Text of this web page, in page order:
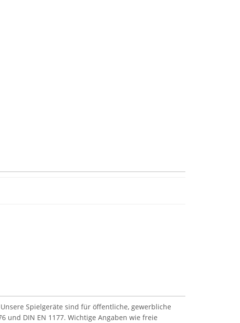
Spielgeräte sind für öffentliche, gewerbliche
DIN EN 1177. Wichtige Angaben wie freie